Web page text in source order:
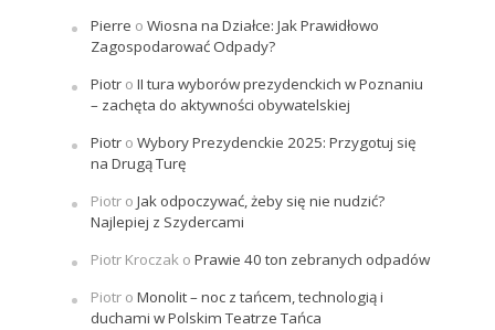
Pierre o Wiosna na Działce: Jak Prawidłowo
Zagospodarować Odpady?
Piotro II tura wyborów prezydenckich w Poznaniu
– zachęta do aktywności obywatelskiej
Piotro Wybory Prezydenckie 2025: Przygotuj się
na Drugą Turę
Piotro Jak odpoczywać, żeby się nie nudzić?
Najlepiej z Szydercami
Piotr Kroczako Prawie 40 ton zebranych odpadów
Piotro Monolit – noc z tańcem, technologią i
duchami w Polskim Teatrze Tańca